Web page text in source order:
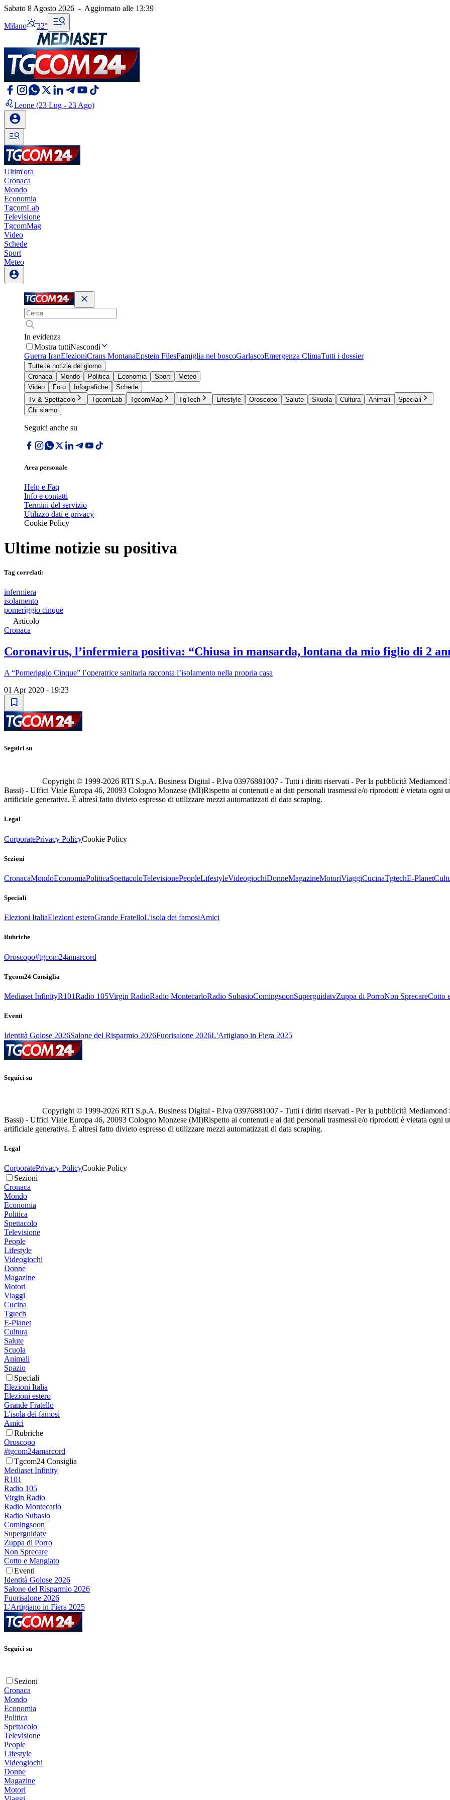
Sabato 8 Agosto 2026 - Aggiornato alle 13:39
Milano 32°
Leone (23 Lug - 23 Ago)
Ultim'ora
Cronaca
Mondo
Economia
TgcomLab
Televisione
TgcomMag
Video
Schede
Sport
Meteo
In evidenza
Mostra tuttiNascondi
Guerra IranElezioniCrans MontanaEpstein FilesFamiglia nel boscoGarlascoEmergenza ClimaTutti i dossier
Tutte le notizie del giorno
Cronaca
Mondo Politica Economia Sport
Meteo
Video
Foto Infografiche
Schede
Tv & Spettacolo
TgcomLab TgcomMag TgTech Lifestyle Oroscopo Salute Skuola Cultura Animali
Speciali
Chi siamo
Seguici anche su
Area personale
Help e Faq
Info e contatti
Termini del servizio
Utilizzo dati e privacy
Cookie Policy
Ultime notizie su positiva
Tag correlati:
infermiera
isolamento
pomeriggio cinque
Articolo
Cronaca
Coronavirus, l’infermiera positiva: “Chiusa in mansarda, lontana da mio figlio di 2
A “Pomeriggio Cinque” l’operatrice sanitaria racconta l’isolamento nella propria casa
01 Apr 2020 - 19:23
Seguici su
Copyright © 1999-2026 RTI S.p.A. Business Digital - P.Iva 03976881007 - Tutti i diritti riservati - Per la pubblicità
Bassi) - Uffici Viale Europa 46, 20093 Cologno Monzese (MI)Rispetto ai contenuti e ai dati personali trasmessi e/o riprodotti è vietata ogni
artificiale generativa. È altresì fatto divieto espresso di utilizzare mezzi automatizzati di data scraping.
Legal
CorporatePrivacy PolicyCookie Policy
Sezioni
CronacaMondoEconomiaPoliticaSpettacoloTelevisionePeopleLifestyleVideogiochiDonneMagazineMotoriViaggiCucinaTgtechE-Planet
Speciali
Elezioni ItaliaElezioni esteroGrande FratelloL'isola dei famosiAmici
Rubriche
Oroscopo#tgcom24amarcord
Tgcom24 Consiglia
Mediaset InfinityR101Radio 105Virgin RadioRadio MontecarloRadio SubasioComingsoonSuperguidatvZuppa di PorroNon SprecareCotto
Eventi
Identità Golose 2026Salone del Risparmio 2026Fuorisalone 2026L'Artigiano in Fiera 2025
Seguici su
Copyright © 1999-2026 RTI S.p.A. Business Digital - P.Iva 03976881007 - Tutti i diritti riservati - Per la pubblicità
Bassi) - Uffici Viale Europa 46, 20093 Cologno Monzese (MI)Rispetto ai contenuti e ai dati personali trasmessi e/o riprodotti è vietata ogni
artificiale generativa. È altresì fatto divieto espresso di utilizzare mezzi automatizzati di data scraping.
Legal
CorporatePrivacy PolicyCookie Policy
Sezioni
Cronaca
Mondo
Economia
Politica
Spettacolo
Televisione
People
Lifestyle
Videogiochi
Donne
Magazine
Motori
Viaggi
Cucina
Tgtech
E-Planet
Cultura
Salute
Scuola
Animali
Spazio
Speciali
Elezioni Italia
Elezioni estero
Grande Fratello
L'isola dei famosi
Amici
Rubriche
Oroscopo
#tgcom24amarcord
Tgcom24 Consiglia
Mediaset Infinity
R101
Radio 105
Virgin Radio
Radio Montecarlo
Radio Subasio
Comingsoon
Superguidatv
Zuppa di Porro
Non Sprecare
Cotto e Mangiato
Eventi
Identità Golose 2026
Salone del Risparmio 2026
Fuorisalone 2026
L'Artigiano in Fiera 2025
Seguici su
Sezioni
Cronaca
Mondo
Economia
Politica
Spettacolo
Televisione
People
Lifestyle
Videogiochi
Donne
Magazine
Motori